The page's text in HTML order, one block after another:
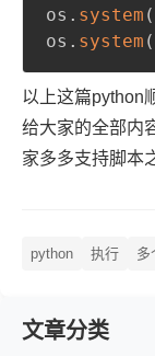
os . system (
os . system (
以上这篇python
给大家的全部内
家多多支持脚本
python 执行 多
文章分类